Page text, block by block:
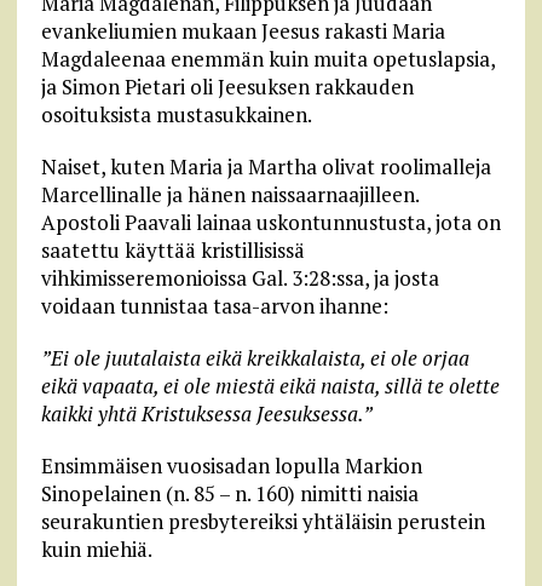
evankeliumien mukaan Jeesus rakasti Maria
Magdaleenaa enemmän kuin muita opetuslapsia,
ja Simon Pietari oli Jeesuksen rakkauden
osoituksista mustasukkainen.
Naiset, kuten Maria ja Martha olivat roolimalleja
Marcellinalle ja hänen naissaarnaajilleen.
Apostoli Paavali lainaa uskontunnustusta, jota on
saatettu käyttää kristillisissä
vihkimisseremonioissa Gal. 3:28:ssa, ja josta
voidaan tunnistaa tasa-arvon ihanne:
”Ei ole juutalaista eikä kreikkalaista, ei ole orjaa
eikä vapaata, ei ole miestä eikä naista, sillä te olette
kaikki yhtä Kristuksessa Jeesuksessa.”
Ensimmäisen vuosisadan lopulla Markion
Sinopelainen (n. 85 – n. 160) nimitti naisia
seurakuntien presbytereiksi yhtäläisin perustein
kuin miehiä.